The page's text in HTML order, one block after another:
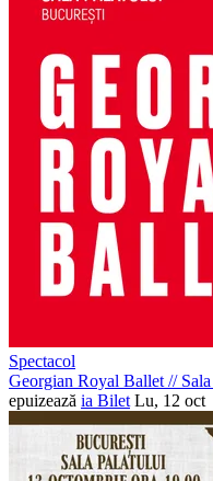
Spectacol
Georgian Royal Ballet //Sala
epuizează ia Bilet Lu, 12 oct